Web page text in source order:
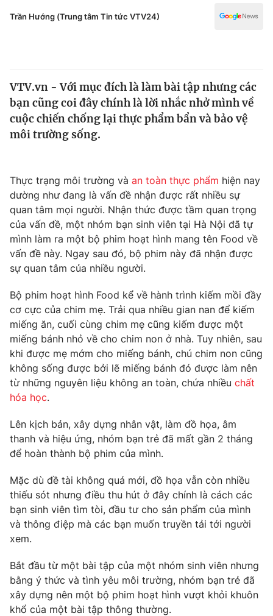
Thế giới
Tin tức
Câu chuyện quốc tế
Thị trường
Góc doanh nghiệp
Dữ liệu và đời sống
Truyền hình
Phim VTV
Hậu trường
Nhân vật
Khán giả
Giải sao mai
Giải trí
Điện ảnh
Âm nhạc
Sao
Du lịch
Làm đẹp
Chất lượng cuộc sống
Giáo dục
Tuyển sinh
Học trực tuyến
Công nghệ
Hitech Công nghệ tương lai
Sản phẩm
Thị trường
Tư vấn
Giao lưu trực tuyến
Lịch phát sóng
Emagazine Podcast
Photo Infographic
Video Shorts video
VTV Money VTV Thể thao
Đời sống
Trần Hướng (Trung tâm Tin tức VTV24)
VTV.vn - Với mục đích là làm bài tập nhưng các
bạn cũng coi đây chính là lời nhắc nhở mình về
cuộc chiến chống lại thực phẩm bẩn và bảo vệ
môi trường sống.
Thực trạng môi trường và an toàn thực phẩm hiện nay
dường như đang là vấn đề nhận được rất nhiều sự
quan tâm mọi người. Nhận thức được tầm quan trọng
của vấn đề, một nhóm bạn sinh viên tại Hà Nội đã tự
mình làm ra một bộ phim hoạt hình mang tên Food về
vấn đề này. Ngay sau đó, bộ phim này đã nhận được
sự quan tâm của nhiều người.
Bộ phim hoạt hình Food kể về hành trình kiếm mồi đầy
cơ cực của chim mẹ. Trải qua nhiều gian nan để kiếm
miếng ăn, cuối cùng chim mẹ cũng kiếm được một
miếng bánh nhỏ về cho chim non ở nhà. Tuy nhiên, sau
khi được mẹ mớm cho miếng bánh, chú chim non cũng
không sống được bởi lẽ miếng bánh đó được làm nên
từ những nguyên liệu không an toàn, chứa nhiều chất
hóa học.
Lên kịch bản, xây dựng nhân vật, làm đồ họa, âm
thanh và hiệu ứng, nhóm bạn trẻ đã mất gần 2 tháng
để hoàn thành bộ phim của mình.
Mặc dù đề tài không quá mới, đồ họa vẫn còn nhiều
thiếu sót nhưng điều thu hút ở đây chính là cách các
bạn sinh viên tìm tòi, đầu tư cho sản phẩm của mình
và thông điệp mà các bạn muốn truyền tải tới người
xem.
Bắt đầu từ một bài tập của một nhóm sinh viên nhưng
bằng ý thức và tình yêu môi trường, nhóm bạn trẻ đã
xây dựng nên một bộ phim hoạt hình vượt khỏi khuôn
khổ của một bài tập thông thường.